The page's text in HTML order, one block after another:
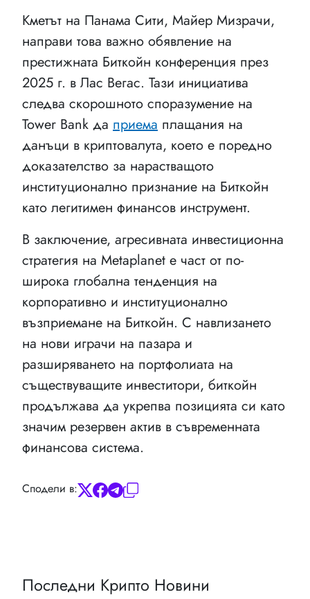
Кметът на Панама Сити, Майер Мизрачи,
направи това важно обявление на
престижната Биткойн конференция през
2025 г. в Лас Вегас. Тази инициатива
следва скорошното споразумение на
Tower Bank да приема плащания на
данъци в криптовалута, което е поредно
доказателство за нарастващото
институционално признание на Биткойн
като легитимен финансов инструмент.
В заключение, агресивната инвестиционна
стратегия на Metaplanet е част от по-
широка глобална тенденция на
корпоративно и институционално
възприемане на Биткойн. С навлизането
на нови играчи на пазара и
разширяването на портфолиата на
съществуващите инвеститори, биткойн
продължава да укрепва позицията си като
значим резервен актив в съвременната
финансова система.
Сподели в:
Последни Крипто Новини